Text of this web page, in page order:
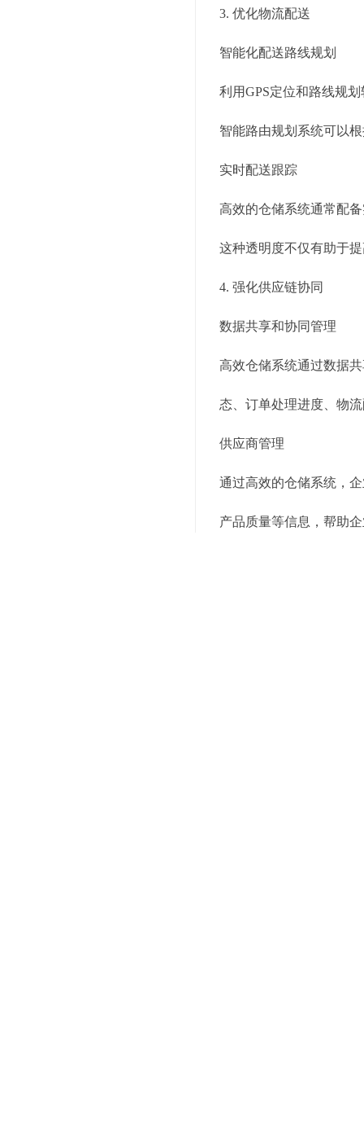
3. 优化物流配送
智能化配送路线规划
利用GPS定位和路线规
智能路由规划系统可以
实时配送跟踪
高效的仓储系统通常配
这种透明度不仅有助于
4. 强化供应链协同
数据共享和协同管理
高效仓储系统通过数据
态、订单处理进度、物
供应商管理
通过高效的仓储系统，
产品质量等信息，帮助